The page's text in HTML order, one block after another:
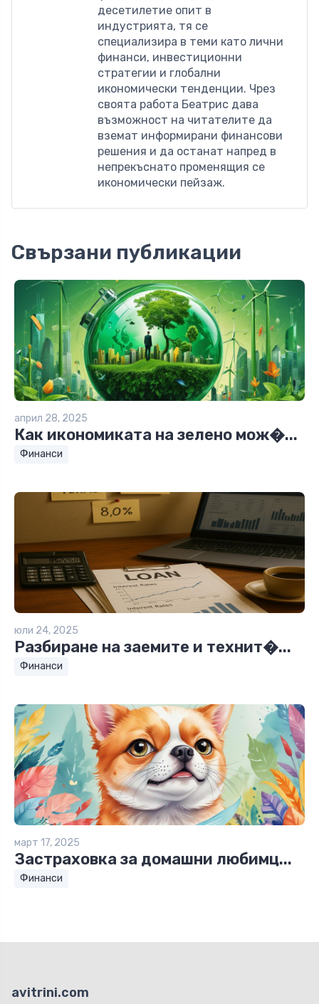
десетилетие опит в
индустрията, тя се
специализира в теми като лични
финанси, инвестиционни
стратегии и глобални
икономически тенденции. Чрез
своята работа Беатрис дава
възможност на читателите да
вземат информирани финансови
решения и да останат напред в
непрекъснато променящия се
икономически пейзаж.
Свързани публикации
април 28, 2025
Как икономиката на зелено мож�...
Финанси
юли 24, 2025
Разбиране на заемите и технит�...
Финанси
март 17, 2025
Застраховка за домашни любимц...
Финанси
avitrini.com